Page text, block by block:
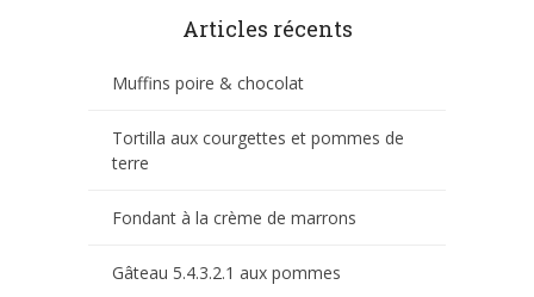
Articles récents
Muffins poire & chocolat
Tortilla aux courgettes et pommes de
terre
Fondant à la crème de marrons
Gâteau 5.4.3.2.1 aux pommes